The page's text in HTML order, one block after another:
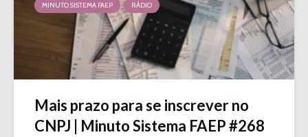
MINUTO SISTEMA FAEP RÁDIO
Mais prazo para se inscrever no
CNPJ | Minuto Sistema FAEP #268